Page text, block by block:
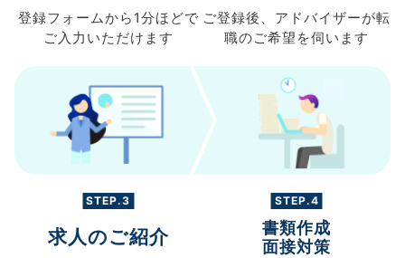
登録フォームから 1分ほどで
ご入力 いただけます
ご登録後、 アドバイザーが転
職のご希望を伺います
STEP.3
求人のご紹介
STEP.4
書類作成
面接対策